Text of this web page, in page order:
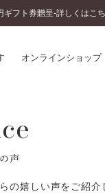
フト券贈呈-詳しくはこ
オンラインショップ
婚約指輪とは
結婚指輪とは
セットリングとは
声
の嬉しい声をご紹介